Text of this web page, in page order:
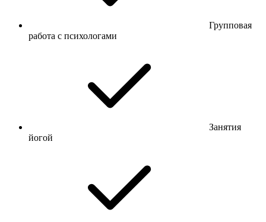
Групповая
работа с психологами
Занятия
йогой